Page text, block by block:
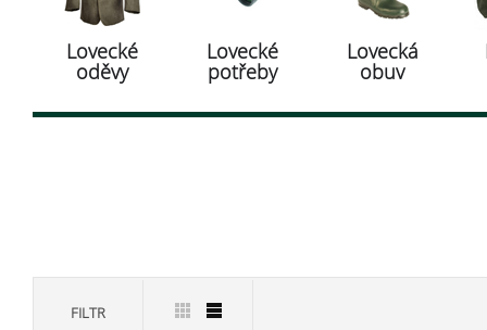
Lovecké
oděvy
Lovecké
potřeby
Lovecká
obuv
FILTR